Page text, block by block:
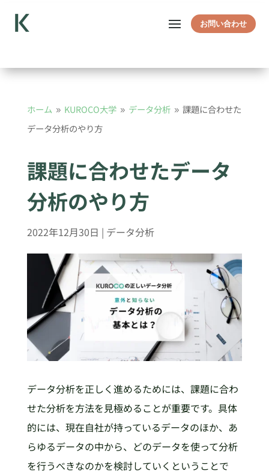
お問い合わせ
ホーム 9 KUROCO大学 9 データ分析 9 課題に合わせた
データ分析のやり方
課題に合わせたデータ
分析のやり方
2022年12月30日 | データ分析
データ分析を正しく進めるためには、課題に合わ
せた分析を方法を見極めることが重要です。具体
的には、現在自社が持っているデータのほか、あ
らゆるデータの中から、どのデータを使って分析
を行うべきなのかを検討していくということで